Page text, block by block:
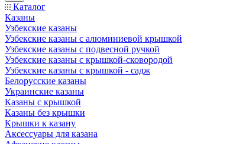
Каталог
Казаны
Узбекские казаны
Узбекские казаны с алюминиевой крышкой
Узбекские казаны с подвесной ручкой
Узбекские казаны с крышкой-сковородой
Узбекские казаны с крышкой - садж
Белорусские казаны
Украинские казаны
Казаны с крышкой
Казаны без крышки
Крышки к казану
Аксессуары для казана